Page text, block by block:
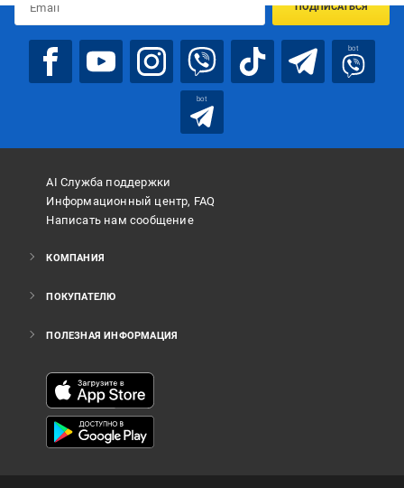
ПОДПИСАТЬСЯ
bot
bot
AI Служба поддержки
Информационный центр, FAQ
Написать нам сообщение
КОМПАНИЯ
ПОКУПАТЕЛЮ
ПОЛЕЗНАЯ ИНФОРМАЦИЯ